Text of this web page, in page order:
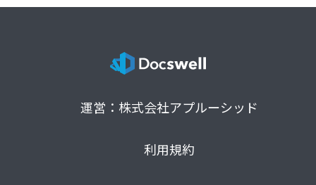
運営：株式会社アプルーシッド
利用規約